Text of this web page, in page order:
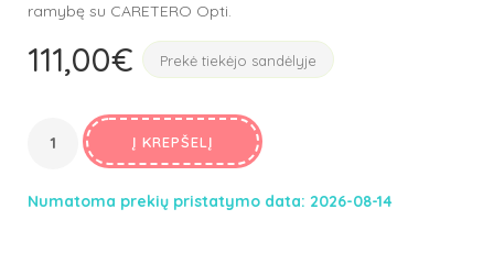
ramybę su CARETERO Opti.
111,00€ Prekė tiekėjo sandėlyje
Į KREPŠELĮ
Numatoma prekių pristatymo data: 2026-08-14